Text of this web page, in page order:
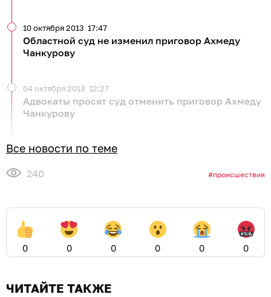
Областной суд не изменил приговор Ахмеду
Чанкурову
10 октября 2013 17:47
Адвокаты просят суд отменить приговор Ахмеду
Чанкурову
04 октября 2013 12:27
Все новости по теме
240 происшествия
0 0 0 0 0 0
ЧИТАЙТЕ ТАКЖЕ